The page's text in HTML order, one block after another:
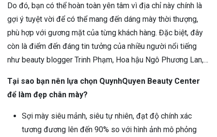
Do đó, bạn có thể hoàn toàn yên tâm vì địa chỉ này chính là
gợi ý tuyệt vời để có thể mang đến dáng mày thời thượng,
phù hợp với gương mặt của từng khách hàng. Đặc biệt, đây
còn là điểm đến đáng tin tưởng của nhiều người nổi tiếng
như beauty blogger Trinh Phạm, Hoa hậu Ngô Phương Lan,…
Tại sao bạn nên lựa chọn QuynhQuyen Beauty Center
để làm đẹp chân mày?
Sợi mày siêu mảnh, siêu tự nhiên, đạt độ chính xác
tương đương lên đến 90% so với hình ảnh mô phỏng